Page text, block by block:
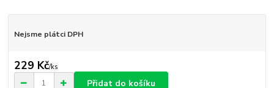
Nejsme plátci DPH
229 Kč/ks
Přidat do košíku